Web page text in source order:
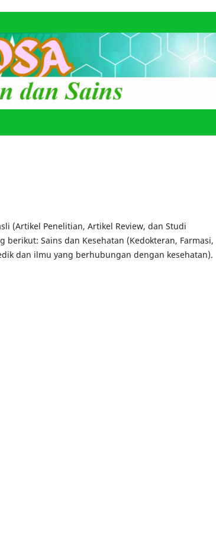
(Artikel Penelitian, Artikel Review, dan Studi
Sains dan Kesehatan (Kedokteran, Farmasi,
dan ilmu yang berhubungan dengan kesehatan).